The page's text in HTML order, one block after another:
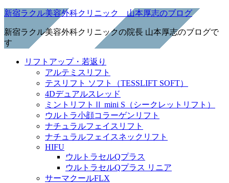
新宿ラクル美容外科クリニック 山本厚志のブログ
新宿ラクル美容外科クリニックの院長 山本厚志のブログで
す
リフトアップ・若返り
アルテミスリフト
テスリフト ソフト（TESSLIFT SOFT）
4Dデュアルスレッド
ミントリフトⅡ mini S（シークレットリフト）
ウルトラ小顔コラーゲンリフト
ナチュラルフェイスリフト
ナチュラルフェイスネックリフト
HIFU
ウルトラセルQプラス
ウルトラセルQプラス リニア
サーマクールFLX